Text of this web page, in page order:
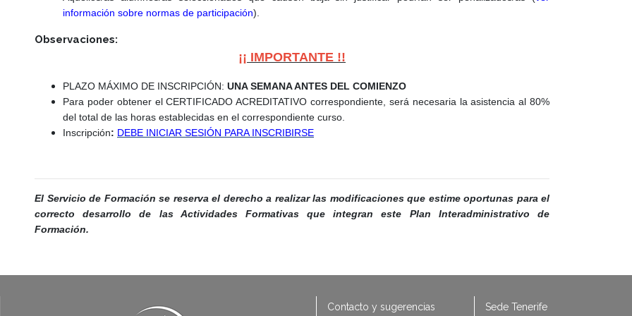
información sobre normas de participación).
Observaciones:
¡¡ IMPORTANTE !!
PLAZO MÁXIMO DE INSCRIPCIÓN: UNA SEMANA ANTES DEL COMIENZO
Para poder obtener el CERTIFICADO ACREDITATIVO correspondiente, será necesaria la asistencia al 80%
del total de las horas establecidas en el correspondiente curso.
Inscripción: DEBE INICIAR SESIÓN PARA INSCRIBIRSE
El Servicio de Formación se reserva el derecho a realizar las modificaciones que estime oportunas para el
correcto desarrollo de las Actividades Formativas que integran este Plan Interadministrativo de
Formación.
Contacto y sugerencias Sede Tenerife